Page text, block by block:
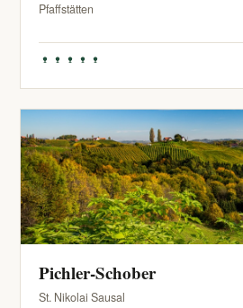
Pfaffstätten
Pichler-Schober
St. Nikolai Sausal